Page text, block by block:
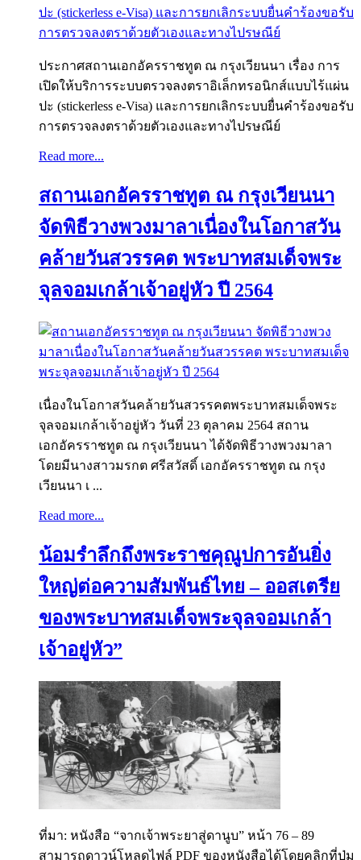
ประกาศสถานเอกอัครราชทูต ณ กรุงเวียนนา เรื่อง การ
เปิดให้บริการระบบตรวจลงตราอิเล็กทรอนิกส์แบบไร้แผ่น
ปะ (stickerless e-Visa) และการยกเลิกระบบยื่นคำร้องขอรับ
การตรวจลงตราด้วยตัวเองและทางไปรษณีย์
Read more...
สถานเอกอัครราชทูต ณ กรุงเวียนนา
จัดพิธีวางพวงมาลาเนื่องในโอกาสวัน
คล้ายวันสวรรคต พระบาทสมเด็จพระ
จุลจอมเกล้าเจ้าอยู่หัว ปี 2564
เนื่องในโอกาสวันคล้ายวันสวรรคตพระบาทสมเด็จพระ
จุลจอมเกล้าเจ้าอยู่หัว วันที่ 23 ตุลาคม 2564 สถาน
เอกอัครราชทูต ณ กรุงเวียนนา ได้จัดพิธีวางพวงมาลา
โดยมีนางสาวมรกต ศรีสวัสดิ์ เอกอัครราชทูต ณ กรุง
เวียนนา เ ...
Read more...
น้อมรำลึกถึงพระราชคุณูปการอันยิ่ง
ใหญ่ต่อความสัมพันธ์ไทย – ออสเตรีย
ของพระบาทสมเด็จพระจุลจอมเกล้า
เจ้าอยู่หัว”
ที่มา: หนังสือ “จากเจ้าพระยาสู่ดานูบ” หน้า 76 – 89
สามารถดาวน์โหลดไฟล์ PDF ของหนังสือได้โดยคลิกที่ปุ่ม